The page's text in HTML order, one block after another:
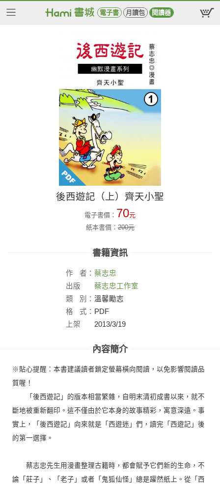
電子書 月讀包 閱讀器
後西遊記（上）齊天小聖
電子書價： 70元
紙本書價：200元
書籍資訊
作 者： 蔡志忠
出版
社：
蔡志忠工作室
類
別： 溫馨勵志
格
式： PDF
上架
2013/3/19
內容簡介
※貼心提醒：本書建議讀者鎖定螢幕橫向閱讀，以免影響閱讀品
質喔！
「後西遊記」的版本相當繁雜，自明末清初成書以來，就不
斷地被重新翻印。這不僅由於它本身的故事精彩，寓意深遠。事
實上，「後西遊記」向來就是「西遊迷」們，讀完「西遊記」後
的第一選擇。
蔡志忠先生用漫畫整理古籍時，都會賦予它們新的生命，不
論「莊子」、「老子」或者「鬼狐仙怪」總是躍然紙上。從「西